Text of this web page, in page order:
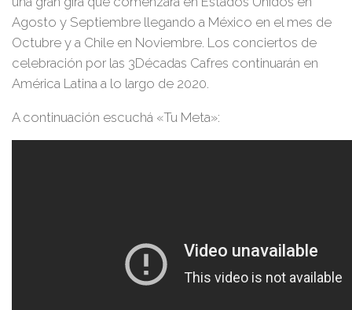
Agosto y Septiembre llegando a México en el mes de
Octubre y a Chile en Noviembre. Los conciertos de
celebración por las 3Décadas Cafres continuarán en
América Latina a lo largo de 2020.
A continuación escuchá «Tu Meta»: